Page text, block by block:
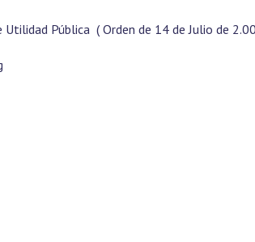
Pública ( Orden de 14 de Julio de